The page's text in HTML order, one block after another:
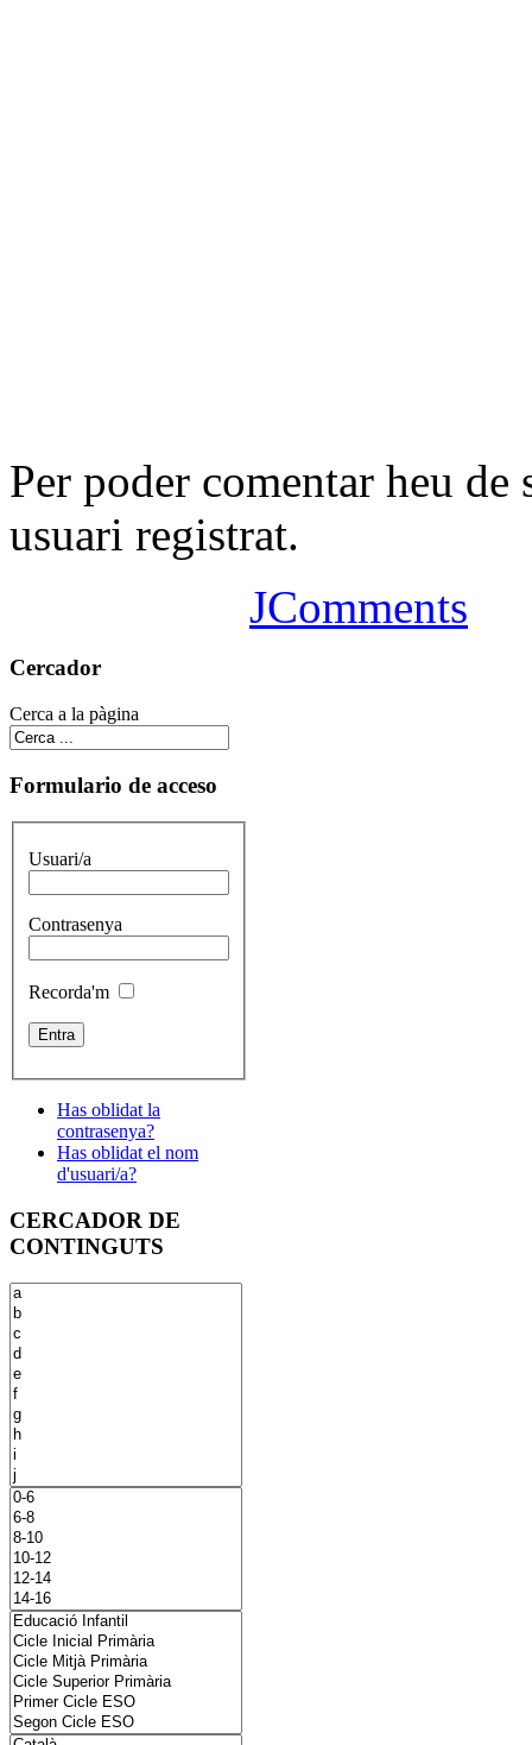
Per poder comentar heu de
usuari registrat.
JComments
Cercador
Cerca a la pàgina
Formulario de acceso
Usuari/a
Contrasenya
Recorda'm
Has oblidat la
contrasenya?
Has oblidat el nom
d'usuari/a?
CERCADOR DE
CONTINGUTS